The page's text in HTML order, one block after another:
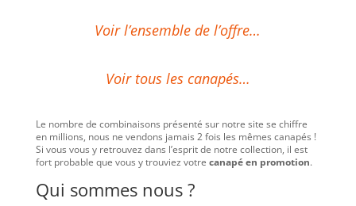
Voir l’ensemble de l’offre…
Voir tous les canapés…
Le nombre de combinaisons présenté sur notre site se chiffre
en millions, nous ne vendons jamais 2 fois les mêmes canapés !
Si vous vous y retrouvez dans l’esprit de notre collection, il est
fort probable que vous y trouviez votre canapé en promotion.
Qui sommes nous ?